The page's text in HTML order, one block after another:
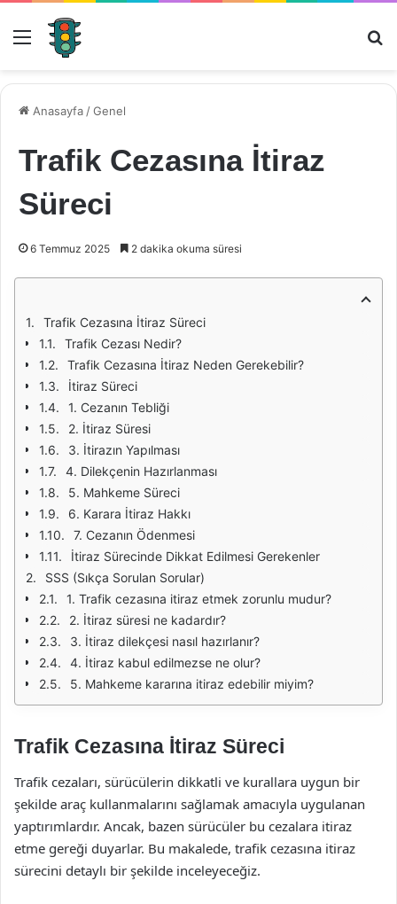
Menü
Anasayfa /Genel
Trafik Cezasına İtiraz
Süreci
6 Temmuz 2025 2 dakika okuma süresi
Trafik Cezasına İtiraz Süreci
Trafik Cezası Nedir?
Trafik Cezasına İtiraz Neden Gerekebilir?
İtiraz Süreci
1. Cezanın Tebliği
2. İtiraz Süresi
3. İtirazın Yapılması
4. Dilekçenin Hazırlanması
5. Mahkeme Süreci
6. Karara İtiraz Hakkı
7. Cezanın Ödenmesi
İtiraz Sürecinde Dikkat Edilmesi Gerekenler
SSS (Sıkça Sorulan Sorular)
1. Trafik cezasına itiraz etmek zorunlu mudur?
2. İtiraz süresi ne kadardır?
3. İtiraz dilekçesi nasıl hazırlanır?
4. İtiraz kabul edilmezse ne olur?
5. Mahkeme kararına itiraz edebilir miyim?
Trafik Cezasına İtiraz Süreci
Trafik cezaları, sürücülerin dikkatli ve kurallara uygun bir
şekilde araç kullanmalarını sağlamak amacıyla uygulanan
yaptırımlardır. Ancak, bazen sürücüler bu cezalara itiraz
etme gereği duyarlar. Bu makalede, trafik cezasına itiraz
sürecini detaylı bir şekilde inceleyeceğiz.